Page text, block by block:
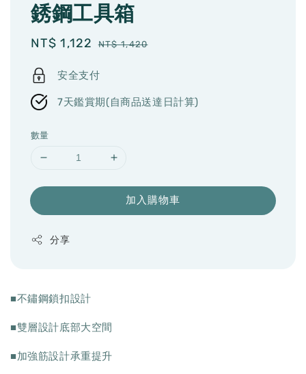
銹鋼工具箱
Sale
NT$ 1,122 Regular
NT$ 1,420
安全支付
7天鑑賞期(自商品送達日計算)
數量
加入購物車
分享
■不鏽鋼鎖扣設計
■雙層設計底部大空間
■加強筋設計承重提升